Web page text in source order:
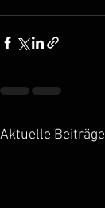
Aktuelle Beiträge